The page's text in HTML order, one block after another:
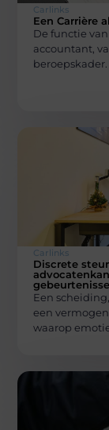
Carlinks
Een Carrière
De functie
accountant,
Carlinks
Discrete
Een
een
waarop